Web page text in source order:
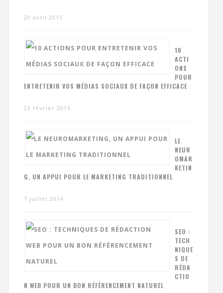
20 avril 2015
10
ACTI
ONS
POUR
ENTRETENIR VOS MÉDIAS SOCIAUX DE FAÇON EFFICACE
23 février 2015
LE
NEUR
OMAR
KETIN
G, UN APPUI POUR LE MARKETING TRADITIONNEL
7 juillet 2014
SEO :
TECH
NIQUE
S DE
RÉDA
CTIO
N WEB POUR UN BON RÉFÉRENCEMENT NATUREL